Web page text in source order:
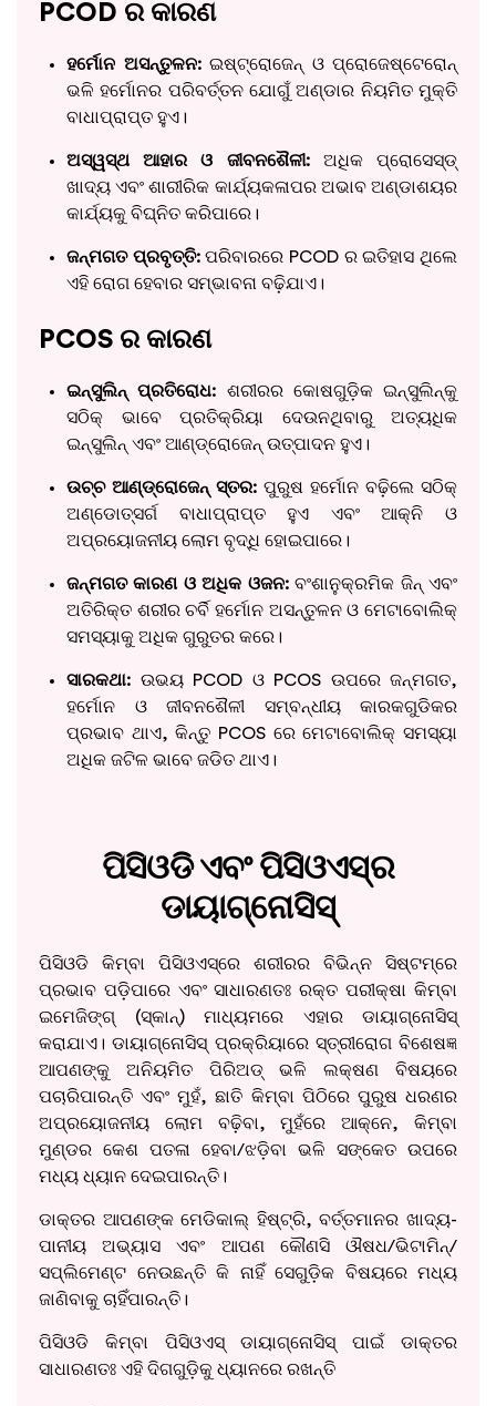
PCOD ର କାରଣ
ହର୍ମୋନ ଅସନ୍ତୁଳନ:ଇଷ୍ଟ୍ରୋଜେନ୍‌ ଓ ପ୍ରୋଜେଷ୍ଟେରୋନ୍‌
ଭଳି ହର୍ମୋନର ପରିବର୍ତ୍ତନ ଯୋଗୁଁ ଅଣ୍ଡାର ନିୟମିତ ମୁକ୍ତି
ବାଧାପ୍ରାପ୍ତ ହୁଏ।
ଅସ୍ୱସ୍ଥ ଆହାର ଓ ଜୀବନଶୈଳୀ:ଅଧିକ ପ୍ରୋସେସ୍‌ଡ୍‌
ଖାଦ୍ୟ ଏବଂ ଶାରୀରିକ କାର୍ଯ୍ୟକଳାପର ଅଭାବ ଅଣ୍ଡାଶୟର
କାର୍ଯ୍ୟକୁ ବିଘ୍ନିତ କରିପାରେ।
ଜନ୍ମଗତ ପ୍ରବୃତ୍ତି:ପରିବାରରେ PCOD ର ଇତିହାସ ଥିଲେ
ଏହି ରୋଗ ହେବାର ସମ୍ଭାବନା ବଢ଼ିଯାଏ।
PCOS ର କାରଣ
ଇନ୍ସୁଲିନ୍‌ ପ୍ରତିରୋଧ: ଶରୀରର କୋଷଗୁଡ଼ିକ ଇନ୍ସୁଲିନ୍‌କୁ
ସଠିକ୍‌ ଭାବେ ପ୍ରତିକ୍ରିୟା ଦେଉନଥିବାରୁ ଅତ୍ୟଧିକ
ଇନ୍ସୁଲିନ୍‌ ଏବଂ ଆଣ୍ଡ୍ରୋଜେନ୍‌ ଉତ୍ପାଦନ ହୁଏ।
ଉଚ୍ଚ ଆଣ୍ଡ୍ରୋଜେନ୍‌ ସ୍ତର: ପୁରୁଷ ହର୍ମୋନ ବଢ଼ିଲେ ସଠିକ୍‌
ଅଣ୍ଡୋତ୍ସର୍ଗ ବାଧାପ୍ରାପ୍ତ ହୁଏ ଏବଂ ଆକ୍ନି ଓ
ଅପ୍ରୟୋଜନୀୟ ଲୋମ ବୃଦ୍ଧି ହୋଇପାରେ।
ଜନ୍ମଗତ କାରଣ ଓ ଅଧିକ ଓଜନ:ବଂଶାନୁକ୍ରମିକ ଜିନ୍‌ ଏବଂ
ଅତିରିକ୍ତ ଶରୀର ଚର୍ବି ହର୍ମୋନ ଅସନ୍ତୁଳନ ଓ ମେଟାବୋଲିକ୍‌
ସମସ୍ୟାକୁ ଅଧିକ ଗୁରୁତର କରେ।
ସାରକଥା: ଉଭୟ PCOD ଓ PCOS ଉପରେ ଜନ୍ମଗତ,
ହର୍ମୋନ ଓ ଜୀବନଶୈଳୀ ସମ୍ବନ୍ଧୀୟ କାରକଗୁଡିକର
ପ୍ରଭାବ ଥାଏ, କିନ୍ତୁ PCOS ରେ ମେଟାବୋଲିକ୍‌ ସମସ୍ୟା
ଅଧିକ ଜଟିଳ ଭାବେ ଜଡିତ ଥାଏ।
ପିସିଓଡି ଏବଂ ପିସିଓଏସ୍‌ର
ଡାୟାଗ୍ନୋସିସ୍
ପିସିଓଡି କିମ୍ବା ପିସିଓଏସ୍‌ରେ ଶରୀରର ବିଭିନ୍ନ ସିଷ୍ଟମ୍‌ରେ
ପ୍ରଭାବ ପଡ଼ିପାରେ ଏବଂ ସାଧାରଣତଃ ରକ୍ତ ପରୀକ୍ଷା କିମ୍ବା
ଇମେଜିଙ୍ଗ୍ (ସ୍କାନ୍) ମାଧ୍ୟମରେ ଏହାର ଡାୟାଗ୍ନୋସିସ୍
କରାଯାଏ। ଡାୟାଗ୍ନୋସିସ୍ ପ୍ରକ୍ରିୟାରେ ସ୍ତ୍ରୀରୋଗ ବିଶେଷଜ୍ଞ
ଆପଣଙ୍କୁ ଅନିୟମିତ ପିରିଅଡ୍ ଭଳି ଲକ୍ଷଣ ବିଷୟରେ
ପଚାରିପାରନ୍ତି ଏବଂ ମୁହଁ, ଛାତି କିମ୍ବା ପିଠିରେ ପୁରୁଷ ଧରଣର
ଅପ୍ରୟୋଜନୀୟ ଲୋମ ବଢ଼ିବା, ମୁହଁରେ ଆକ୍ନେ, କିମ୍ବା
ମୁଣ୍ଡର କେଶ ପତଳା ହେବା/ଝଡ଼ିବା ଭଳି ସଙ୍କେତ ଉପରେ
ମଧ୍ୟ ଧ୍ୟାନ ଦେଇପାରନ୍ତି।
ଡାକ୍ତର ଆପଣଙ୍କ ମେଡିକାଲ୍ ହିଷ୍ଟ୍ରି, ବର୍ତ୍ତମାନର ଖାଦ୍ୟ-
ପାନୀୟ ଅଭ୍ୟାସ ଏବଂ ଆପଣ କୌଣସି ଔଷଧ/ଭିଟାମିନ୍/
ସପ୍ଲିମେଣ୍ଟ ନେଉଛନ୍ତି କି ନାହିଁ ସେଗୁଡ଼ିକ ବିଷୟରେ ମଧ୍ୟ
ଜାଣିବାକୁ ଚାହିଁପାରନ୍ତି।
ପିସିଓଡି କିମ୍ବା ପିସିଓଏସ୍ ଡାୟାଗ୍ନୋସିସ୍ ପାଇଁ ଡାକ୍ତର
ସାଧାରଣତଃ ଏହି ଦିଗଗୁଡ଼ିକୁ ଧ୍ୟାନରେ ରଖନ୍ତି